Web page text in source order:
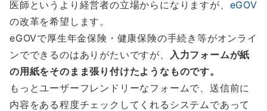
医師というより経営者の立場からになりますが、 eGOV
の改革を希望します。
eGOVで厚生年金保険・健康保険の手続き等がオンライ
ンでできるのはありがたいですが、
入力フォームが紙
の用紙をそのまま張り付けたようなものです。
もっとユーザーフレンドリーなフォームで、送信前に
内容をある程度チェックしてくれるシステムであって